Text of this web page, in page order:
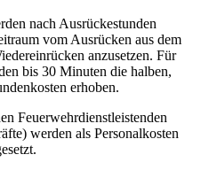
nach Ausrückestunden
vom Ausrücken aus dem
anzusetzen. Für
bis 30 Minuten die halben,
erhoben.
Feuerwehrdienstleistenden
werden als Personalkosten